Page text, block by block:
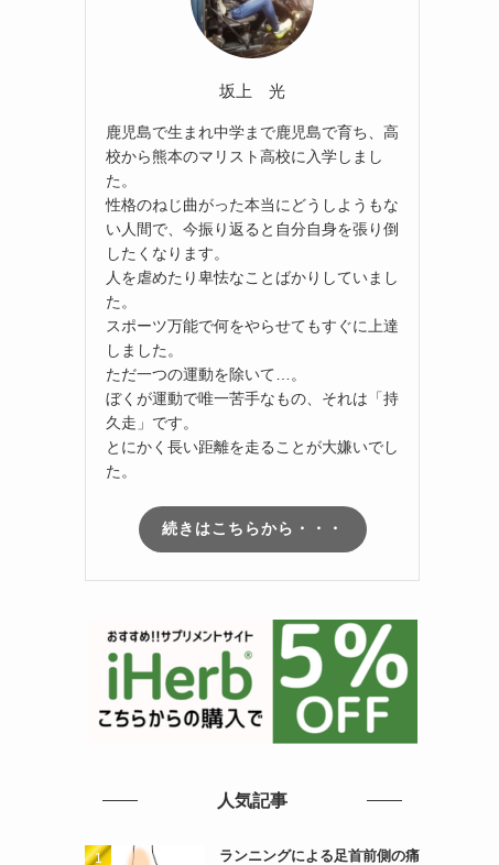
坂上 光
鹿児島で生まれ中学まで鹿児島で育ち、高
校から熊本のマリスト高校に入学しまし
た。
性格のねじ曲がった本当にどうしようもな
い人間で、今振り返ると自分自身を張り倒
したくなります。
人を虐めたり卑怯なことばかりしていまし
た。
スポーツ万能で何をやらせてもすぐに上達
しました。
ただ一つの運動を除いて…。
ぼくが運動で唯一苦手なもの、それは「持
久走」です。
とにかく長い距離を走ることが大嫌いでし
た。
続きはこちらから・・・
人気記事
ランニングによる足首前側の痛